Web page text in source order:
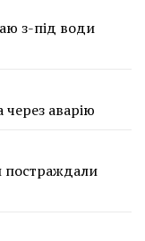
з-під води
через аварію
постраждали